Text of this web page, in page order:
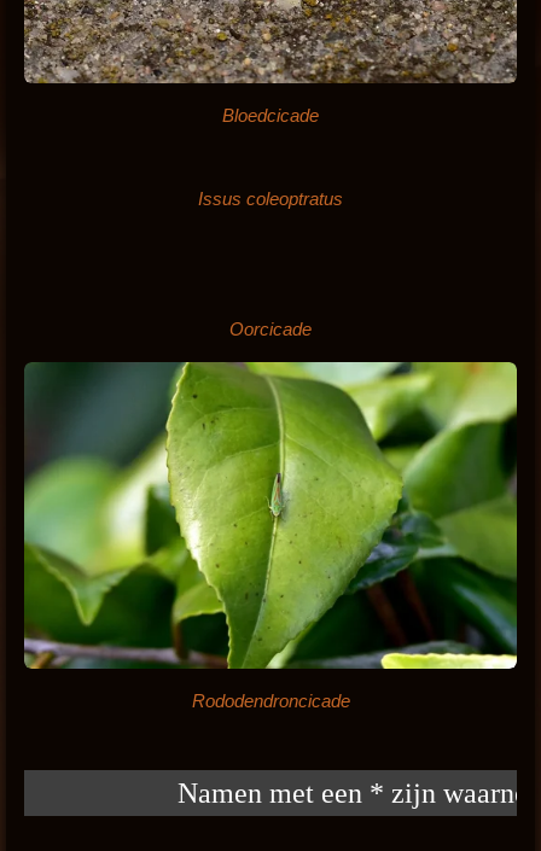
Bloedcicade
Issus coleoptratus
Oorcicade
Rododendroncicade
Namen met een * zijn